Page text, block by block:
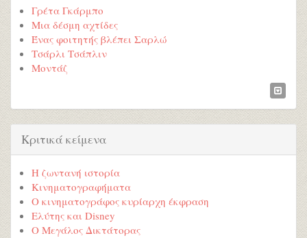
Γρέτα Γκάρμπο
Μια δέσμη αχτίδες
Ένας φοιτητής βλέπει Σαρλώ
Τσάρλι Τσάπλιν
Μοντάζ
Κριτικά κείμενα
Η ζωντανή ιστορία
Κινηματογραφήματα
Ο κινηματογράφος κυρίαρχη έκφραση
Ελύτης και Disney
Ο Μεγάλος Δικτάτορας